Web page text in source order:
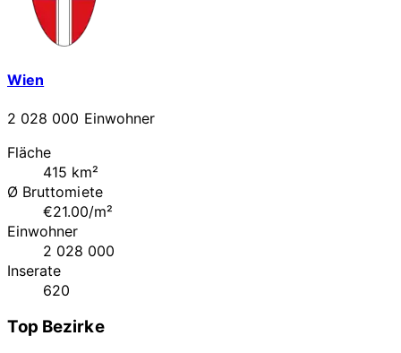
Wien
2 028 000 Einwohner
Fläche
415 km²
Ø Bruttomiete
€21.00/m²
Einwohner
2 028 000
Inserate
620
Top Bezirke